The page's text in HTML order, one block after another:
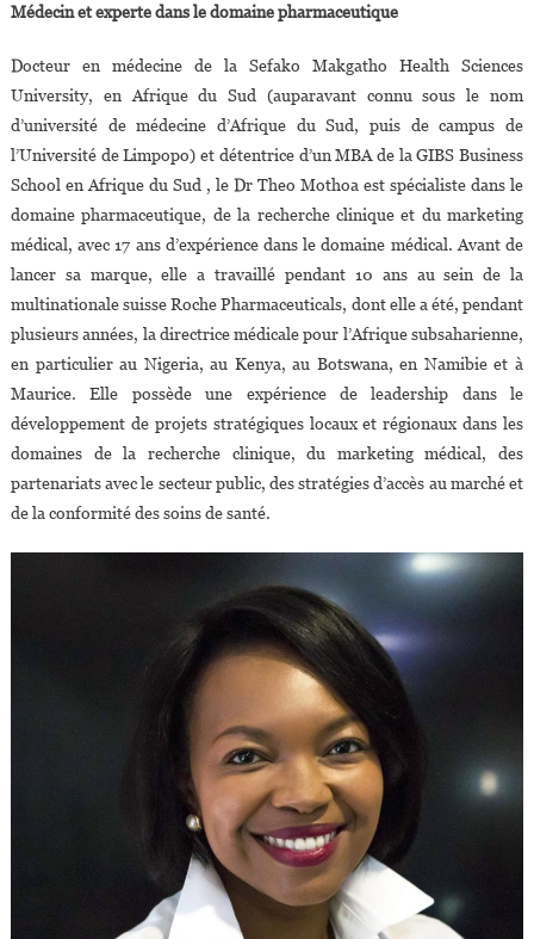
Médecin et experte dans le domaine pharmaceutique
Docteur en médecine de la Sefako Makgatho Health Sciences
University, en Afrique du Sud (auparavant connu sous le nom
d’université de médecine d’Afrique du Sud, puis de campus de
l’Université de Limpopo) et détentrice d’un MBA de la GIBS Business
School en Afrique du Sud , le Dr Theo Mothoa est spécialiste dans le
domaine pharmaceutique, de la recherche clinique et du marketing
médical, avec 17 ans d’expérience dans le domaine médical. Avant de
lancer sa marque, elle a travaillé pendant 10 ans au sein de la
multinationale suisse Roche Pharmaceuticals, dont elle a été, pendant
plusieurs années, la directrice médicale pour l’Afrique subsaharienne,
en particulier au Nigeria, au Kenya, au Botswana, en Namibie et à
Maurice. Elle possède une expérience de leadership dans le
développement de projets stratégiques locaux et régionaux dans les
domaines de la recherche clinique, du marketing médical, des
partenariats avec le secteur public, des stratégies d’accès au marché et
de la conformité des soins de santé.